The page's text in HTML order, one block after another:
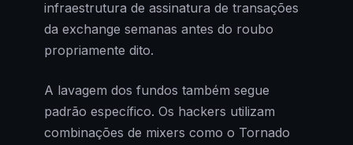
infraestrutura de assinatura de transações
da exchange semanas antes do roubo
propriamente dito.
A lavagem dos fundos também segue
padrão específico. Os hackers utilizam
combinações de mixers como o Tornado